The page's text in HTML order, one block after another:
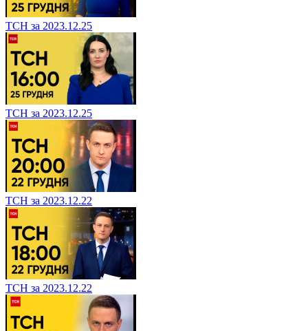
ТСН за 2023.12.25
ТСН за 2023.12.25
ТСН за 2023.12.22
ТСН за 2023.12.22